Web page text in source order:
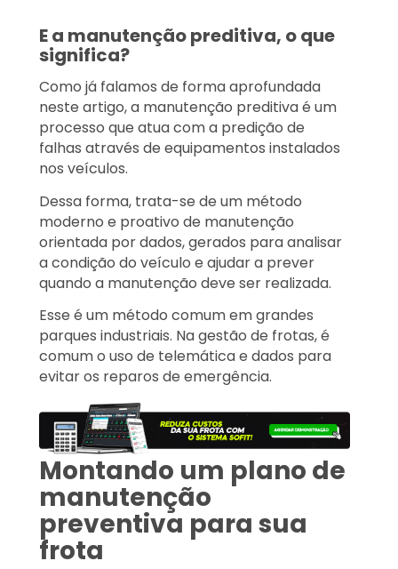
E a manutenção preditiva, o que
significa?
Como já falamos de forma aprofundada
neste artigo, a manutenção preditiva é um
processo que atua com a predição de
falhas através de equipamentos instalados
nos veículos.
Dessa forma, trata-se de um método
moderno e proativo de manutenção
orientada por dados, gerados para analisar
a condição do veículo e ajudar a prever
quando a manutenção deve ser realizada.
Esse é um método comum em grandes
parques industriais. Na gestão de frotas, é
comum o uso de telemática e dados para
evitar os reparos de emergência.
Montando um plano de
manutenção
preventiva para sua
frota